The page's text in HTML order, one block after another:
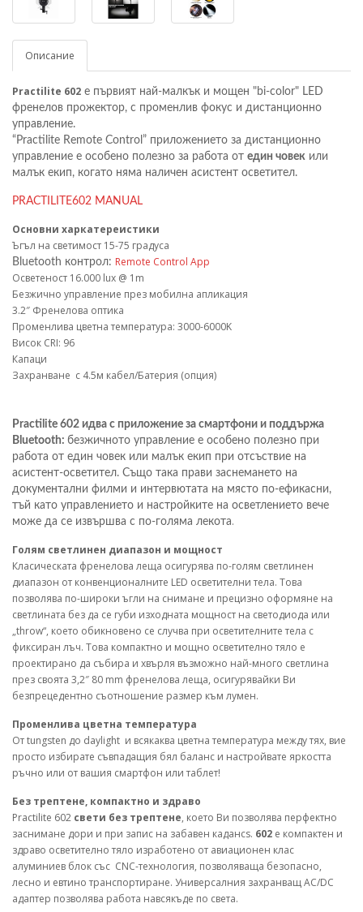
Описание
Practilite 602 е първият най-малкък и мощен "bi-color" LED
френелов прожектор, с променлив фокус и дистанционно
управление.
“Practilite Remote Control” приложението за дистанционно
управление е особено полезно за работа от един човек или
малък екип, когато няма наличен асистент осветител.
PRACTILITE602 MANUAL
Основни харкатереистики
Ъгъл на светимост 15-75 градуса
Bluetooth контрол: Remote Control App
Осветеност 16.000 lux @ 1m
Безжично управление през мобилна апликация
3.2″ Френелова оптика
Променлива цветна температура: 3000-6000K
Висок CRI: 96
Капаци
Захранване с 4.5м кабел/Батерия (опция)
Practilite 602 идва с приложение за смартфони и поддържа
Bluetooth: безжичното управление е особено полезно при
работа от един човек или малък екип при отсъствие на
асистент-осветител. Също така прави заснемането на
документални филми и интервютата на място по-ефикасни,
тъй като управлението и настройките на осветлението вече
може да се извършва с по-голяма лекота.
Голям светлинен диапазон и мощност
Класическата френелова леща осигурява по-голям светлинен
диапазон от конвенционалните LED осветителни тела. Това
позволява по-широки ъгли на снимане и прецизно оформяне на
светлината без да се губи изходната мощност на светодиода или
„throw“, което обикновено се случва при осветителните тела с
фиксиран лъч. Това компактно и мощно осветително тяло е
проектирано да събира и хвърля възможно най-много светлина
през своята 3,2″ 80 mm френелова леща, осигурявайки Ви
безпрецедентно съотношение размер към лумен.
Променлива цветна температура
От tungsten до daylight и всякаква цветна температура между тях, вие
просто избирате съвпадащия бял баланс и настройвате яркостта
ръчно или от вашия смартфон или таблет!
Без трептене, компактно и здраво
Practilite 602 свети без трептене, което Ви позволява перфектно
заснимане дори и при запис на забавен кадансs. 602 е компактен и
здраво осветително тяло изработено от авиационен клас
алуминиев блок със CNC-технология, позволяваща безопасно,
лесно и евтино транспортиране. Универсалния захранващ AC/DC
адаптер позволява работа навсякъде по света.